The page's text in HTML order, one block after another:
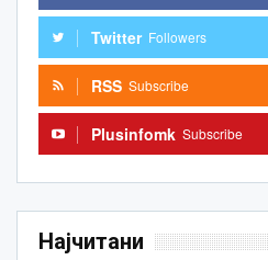
Twitter Followers
RSS Subscribe
Plusinfomk Subscribe
Најчитани